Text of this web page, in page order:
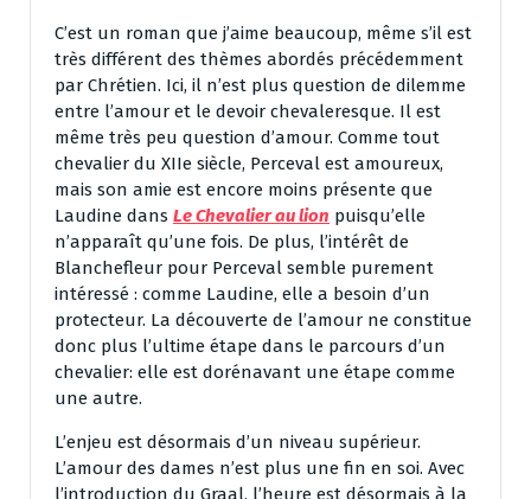
C’est un roman que j’aime beaucoup, même s’il est
très différent des thèmes abordés précédemment
par Chrétien. Ici, il n’est plus question de dilemme
entre l’amour et le devoir chevaleresque. Il est
même très peu question d’amour. Comme tout
chevalier du XIIe siècle, Perceval est amoureux,
mais son amie est encore moins présente que
Laudine dans Le Chevalier au lion puisqu’elle
n’apparaît qu’une fois. De plus, l’intérêt de
Blanchefleur pour Perceval semble purement
intéressé : comme Laudine, elle a besoin d’un
protecteur. La découverte de l’amour ne constitue
donc plus l’ultime étape dans le parcours d’un
chevalier: elle est dorénavant une étape comme
une autre.
L’enjeu est désormais d’un niveau supérieur.
L’amour des dames n’est plus une fin en soi. Avec